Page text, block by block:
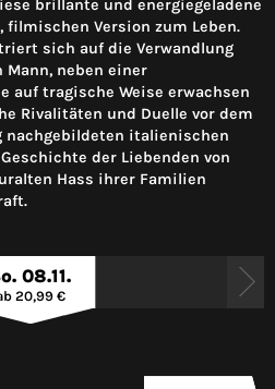
brillante und energiegeladene
Version zum Leben.
sich auf die Verwandlung
Mann, neben einer
auf tragische Weise erwachsen
Rivalitäten und Duelle vor dem
italienischen
der Liebenden von
Hass ihrer Familien
08.11.
20,99 €